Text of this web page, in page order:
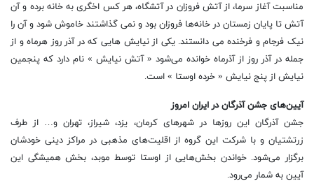
مناسبت آغاز سرما، از آتش فروزان در آتشگاه، هر کس اخگری به خانه برده و آن
آتش تا پایان زمستان در خانه‌ها فروزان بود و نمی گذاشتند خاموش شود و آن را
نیک فرجام و فرخنده می دانستند. یکی از نیایش هایی که در آذر روز هرماه و از
جمله در آذر روز از آذرماه خوانده می‌شود « آتش نیایش » نام دارد که پنجمین
نیایش از پنج نیایش « خرده اوستا » است.
آیین‌های جشن آذرگان در ایران امروز
جشن آذرگان این روزها در شهرهای کرمان، یزد، شیراز، تهران و… از طرف
زرتشتیان و با شرکت این گروه از اقلیت‌های مذهبی در مراکز دینی خودشان
برگزار می‌شود. خواندن بخش‌هایی از اوستا توسط موبد، بخش همیشگی این
آیین به شمار می‌رود.